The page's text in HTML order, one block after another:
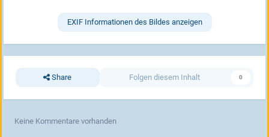
EXIF Informationen des Bildes anzeigen
Share Folgen diesem Inhalt 0
Keine Kommentare vorhanden